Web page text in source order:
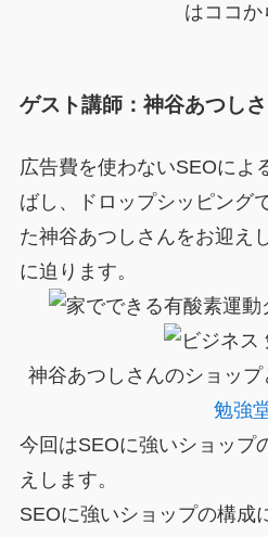
はココか
ゲスト講師：神谷あつし
広告費を使わないSEOによ
ばし、ドロップシッピング
た神谷あつしさんをお迎え
に迫ります。
神谷あつしさんのショッ
勉強
今回はSEOに強いショップ
えします。
SEOに強いショップの構成